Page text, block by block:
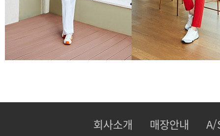
회사소개 매장안내 A/